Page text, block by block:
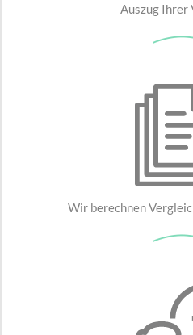
Auszug Ihrer
Wir berechnen